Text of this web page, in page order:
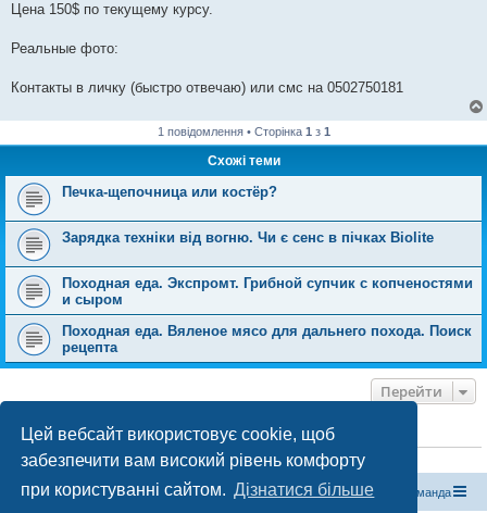
Цей вебсайт використовує cookie, щоб
забезпечити вам високий рівень комфорту
при користуванні сайтом. Дізнатися більше
Цена 150$ по текущему курсу.
Реальные фото:
Контакты в личку (быстро отвечаю) или смс на 0502750181
1 повідомлення • Сторінка 1 з 1
Схожі теми
Печка-щепочница или костёр?
Зарядка техніки від вогню. Чи є сенс в пічках Biolite
Походная еда. Экспромт. Грибной супчик с копченостями
и сыром
Походная еда. Вяленое мясо для дальнего похода. Поиск
рецепта
Перейти
ХТО ЗАРАЗ ОНЛАЙН
Зараз переглядають цей форум:ClaudeBot [бот ШІ]і 0 гостей
Магазин спорядження Туристичний форум «Рюкзак» Команда